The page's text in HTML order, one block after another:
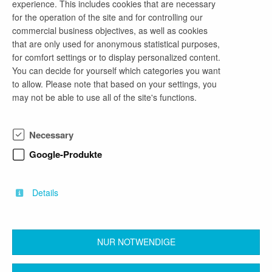
company profile
Mehr als 300 Experten sind beratend, planend,
prüfend, erhaltend und begutachtend auf allen
Gebieten des Bauwesens tätig. Vorrangig bei
gesamtheitlichen Blick: auf das Bauwerk, das
Umfeld und die Umwelt. Egal, ob bei
Lebensdauermanagement.
back
experience. This includes cookies that are necessary
for the operation of the site and for controlling our
commercial business objectives, as well as cookies
that are only used for anonymous statistical purposes,
for comfort settings or to display personalized content.
You can decide for yourself which categories you want
to allow. Please note that based on your settings, you
may not be able to use all of the site's functions.
Necessary
Google-Produkte
Details
NUR NOTWENDIGE